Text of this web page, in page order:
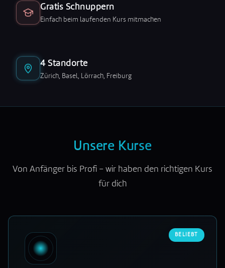
Gratis Schnuppern
Einfach beim laufenden Kurs mitmachen
4 Standorte
Zürich, Basel, Lörrach, Freiburg
Unsere Kurse
Von Anfänger bis Profi – wir haben den richtigen Kurs
für dich
BELIEBT